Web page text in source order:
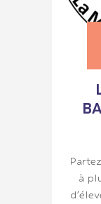
à